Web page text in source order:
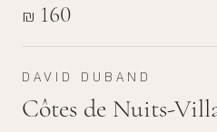
₪ 160
DAVID DUBAND
Côtes de Nuits-